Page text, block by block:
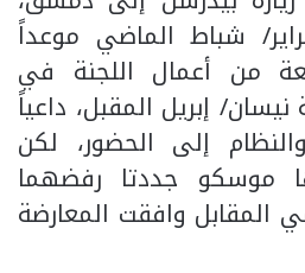
شباط الماضي موعداً
من أعمال اللجنة في
إبريل المقبل، داعياً
إلى الحضور، لكن
موسكو جددتا رفضهما
المقابل وافقت المعارضة